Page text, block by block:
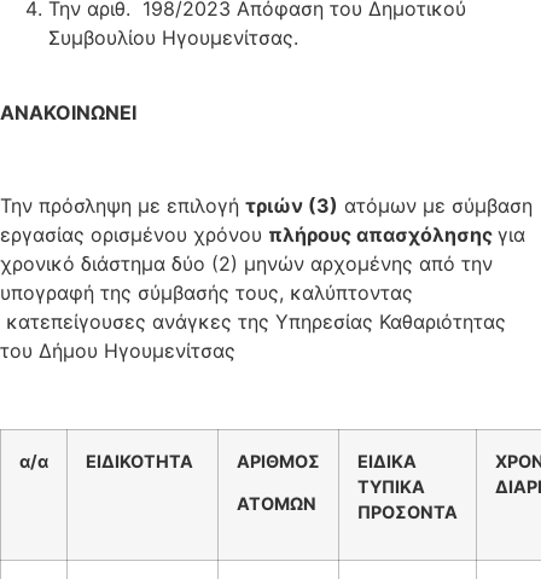
Την αριθ. 198/2023 Απόφαση του Δημοτικού
Συμβουλίου Ηγουμενίτσας.
ΑΝΑΚΟΙΝΩΝΕΙ
Την πρόσληψη με επιλογή τριών (3) ατόμων με σύμβαση
εργασίας ορισμένου χρόνου πλήρους απασχόλησης για
χρονικό διάστημα δύο (2) μηνών αρχομένης από την
υπογραφή της σύμβασής τους, καλύπτοντας
κατεπείγουσες ανάγκες της Υπηρεσίας Καθαριότητας
του Δήμου Ηγουμενίτσας
α/α ΕΙΔΙΚΟΤΗΤΑ ΑΡΙΘΜΟΣ
ΑΤΟΜΩΝ
ΕΙΔΙΚΑ
ΤΥΠΙΚΑ
ΠΡΟΣΟΝΤΑ